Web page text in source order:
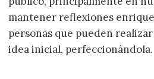
mantener reflexiones
personas que pueden
idea inicial, perfeccionándola.